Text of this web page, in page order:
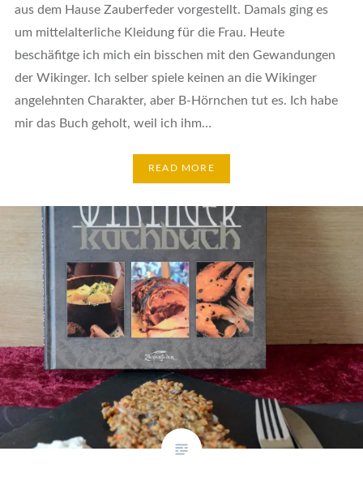
aus dem Hause Zauberfeder vorgestellt. Damals ging es
um mittelalterliche Kleidung für die Frau. Heute
beschäfitge ich mich ein bisschen mit den Gewandungen
der Wikinger. Ich selber spiele keinen an die Wikinger
angelehnten Charakter, aber B-Hörnchen tut es. Ich habe
mir das Buch geholt, weil ich ihm…
READ MORE